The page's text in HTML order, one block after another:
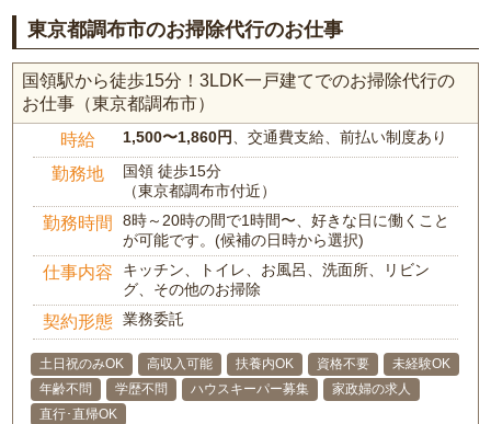
東京都調布市のお掃除代行のお仕事
国領駅から徒歩15分！3LDK一戸建てでのお掃除代行の
お仕事（東京都調布市）
時給 1,500〜1,860円 、交通費支給、前払い制度あり
勤務地
国領 徒歩15分
（東京都調布市付近）
勤務時間
8時～20時の間で1時間〜、好きな日に働くこと
が可能です。(候補の日時から選択)
仕事内容
キッチン、トイレ、お風呂、洗面所、リビン
グ、その他のお掃除
契約形態 業務委託
土日祝のみOK 高収入可能 扶養内OK 資格不要
未経験OK
年齢不問
学歴不問 ハウスキーパー募集
家政婦の求人
直行･直帰OK